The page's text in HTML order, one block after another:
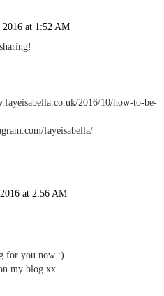
2016 at 1:52 AM
2016/10/how-to-be-
fayeisabella/
at 2:56 AM
for you now :)
my blog.xx